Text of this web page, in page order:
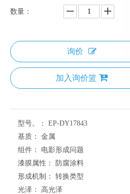
数量：
询价
加入询价篮
型号。：
EP-DY17843
基质：
金属
组件：
电影形成问题
漆膜属性：
防腐涂料
形成机制：
转换类型
光泽：
高光泽